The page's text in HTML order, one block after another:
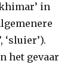
in
‘sluier’).
het gevaar